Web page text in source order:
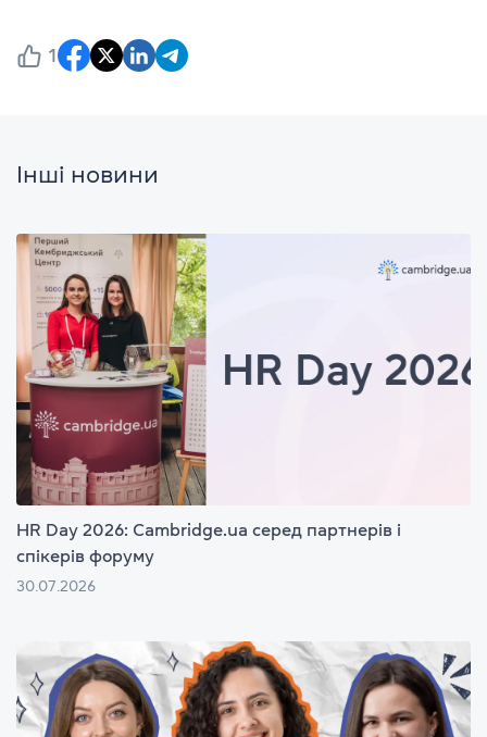
1
Інші новини
HR Day 2026: Cambridge.ua серед партнерів і
спікерів форуму
30.07.2026